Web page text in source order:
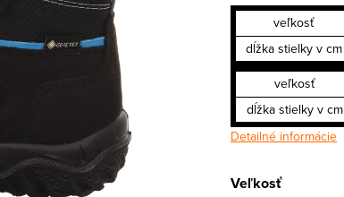
veľkosť
dĺžka stielky v cm
veľkosť
dĺžka stielky v cm
Detailné informácie
Veľkosť